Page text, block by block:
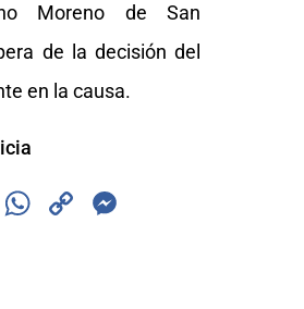
Moreno de San
de la decisión del
en la causa.
E
W
C